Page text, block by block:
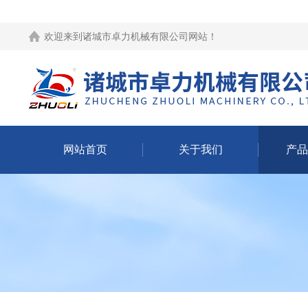
欢迎来到 诸城市卓力机械有限公司网站 ！
网站首页 关于我们 产